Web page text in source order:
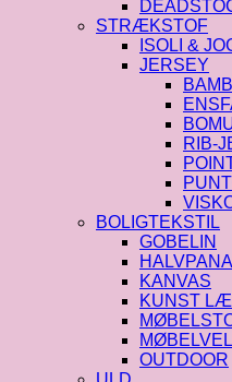
STRÆKSTOF
ISOLI &
JERSEY
RIB-
BOLIGTEKSTIL
GOBELIN
KANVAS
KUNST
OUTDOOR